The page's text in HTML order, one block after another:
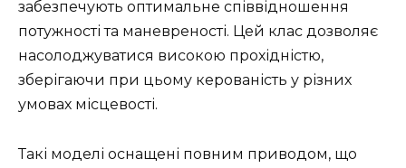
забезпечують оптимальне співвідношення
потужності та маневреності. Цей клас дозволяє
насолоджуватися високою прохідністю,
зберігаючи при цьому керованість у різних
умовах місцевості.
Такі моделі оснащені повним приводом, що